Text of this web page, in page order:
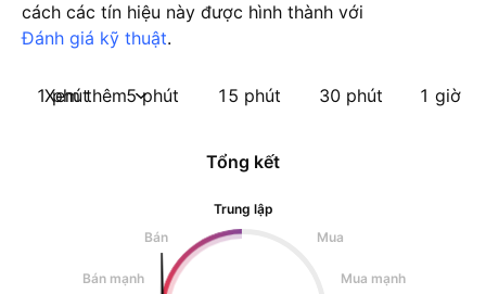
cách các tín hiệu này được hình thành với
Đánh giá kỹ thuật.
1 phút 5 phút 15 phút 30 phút 1 giờ
Xem thêm
Tổng kết
Trung lập
Bán
Mua
Bán mạnh Mua mạnh